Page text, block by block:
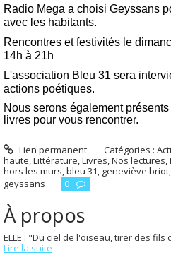
Radio Mega a choisi Geyssans
avec les habitants.
Rencontres et festivités le
14h à 21h
L'association Bleu 31 sera
actions poétiques.
Nous serons également
livres pour vous rencontrer.
Lien permanent Catégories :
haute,Littérature,Livres,Nos lectures,
hors les murs,bleu 31, geneviève briot,
geyssans
0
À propos
ELLE : "Du ciel de l'oiseau, tirer des
Lire la suite